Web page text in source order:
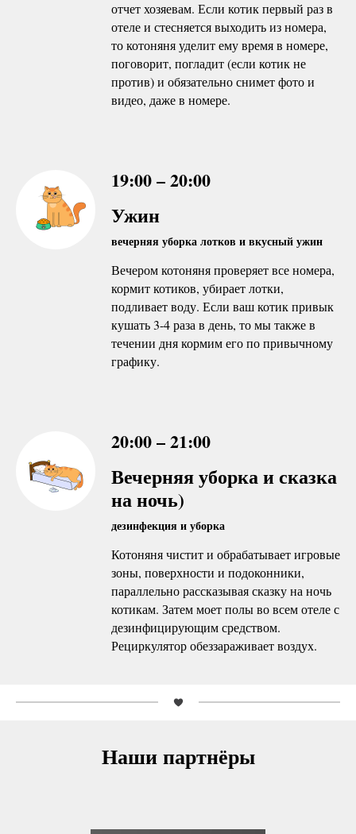
отчет хозяевам. Если котик первый раз в
отеле и стесняется выходить из номера,
то котоняня уделит ему время в номере,
поговорит, погладит (если котик не
против) и обязательно снимет фото и
видео, даже в номере.
19:00 – 20:00
Ужин
вечерняя уборка лотков и вкусный ужин
Вечером котоняня проверяет все номера,
кормит котиков, убирает лотки,
подливает воду. Если ваш котик привык
кушать 3-4 раза в день, то мы также в
течении дня кормим его по привычному
графику.
20:00 – 21:00
Вечерняя уборка и сказка
на ночь)
дезинфекция и уборка
Котоняня чистит и обрабатывает игровые
зоны, поверхности и подоконники,
параллельно рассказывая сказку на ночь
котикам. Затем моет полы во всем отеле с
дезинфицирующим средством.
Рециркулятор обеззараживает воздух.
Наши партнёры